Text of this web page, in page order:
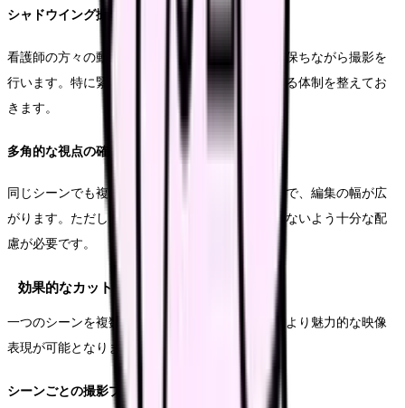
シャドウイング撮影のコツ
看護師の方々の動きに合わせて、自然な距離感を保ちながら撮影を
行います。特に緊急時には即座に撮影を中断できる体制を整えてお
きます。
多角的な視点の確保
同じシーンでも複数のアングルから撮影することで、編集の幅が広
がります。ただし、撮影機材が業務の妨げにならないよう十分な配
慮が必要です。
効果的なカット割りとシーン構成
一つのシーンを複数のカットで構成することで、より魅力的な映像
表現が可能となります。
シーンごとの撮影プラン